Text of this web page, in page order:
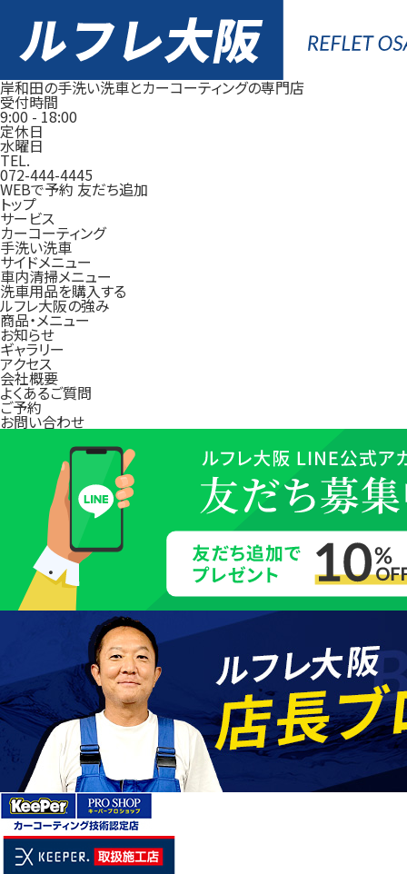
岸和田の手洗い洗車とカーコーティングの専門店
受付時間
9:00 -18:00
定休日
水曜日
TEL.
072-444-4445
WEBで予約 友だち追加
トップ
サービス
カーコーティング
手洗い洗車
サイドメニュー
車内清掃メニュー
洗車用品を購入する
ルフレ大阪の強み
商品・メニュー
お知らせ
ギャラリー
アクセス
会社概要
よくあるご質問
ご予約
お問い合わせ